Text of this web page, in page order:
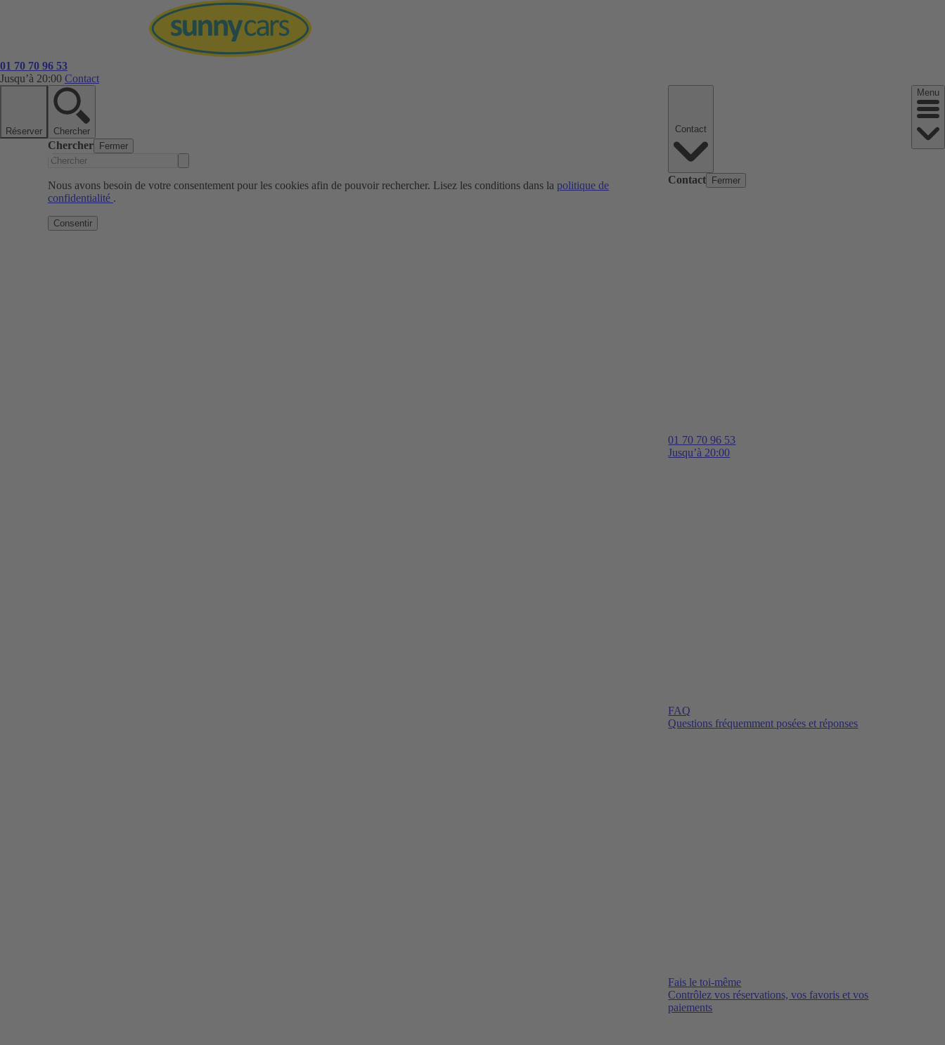
01 70 70 96 53
Jusqu’à 20:00 Contact
Réserver Chercher
Chercher Fermer
Nous avons besoin de votre consentement pour les cookies afin de pouvoir rechercher. Lisez les conditions dans la politique de
confidentialité .
Consentir
Contact Fermer
01 70 70 96 53
Jusqu’à 20:00
FAQ
Questions fréquemment posées et réponses
Fais le toi-même
Contrôlez vos réservations, vos favoris et vos
paiements
Menu